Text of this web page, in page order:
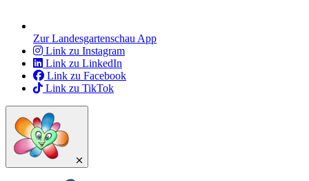
Zur Landesgartenschau App
Link zu Instagram
Link zu LinkedIn
Link zu Facebook
Link zu TikTok